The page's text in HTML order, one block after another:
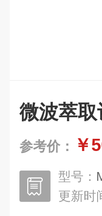
微波萃取
参考价： ￥
型号：
更新时